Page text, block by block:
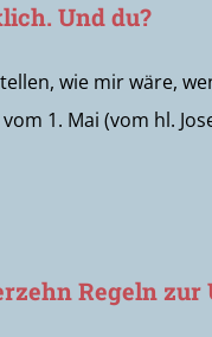
Und du?
wie mir wäre,
1. Mai (vom hl.
Regeln